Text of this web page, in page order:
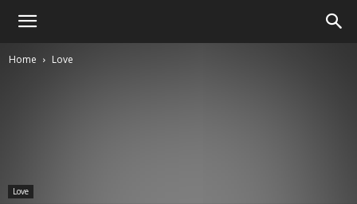
Home Love
Love